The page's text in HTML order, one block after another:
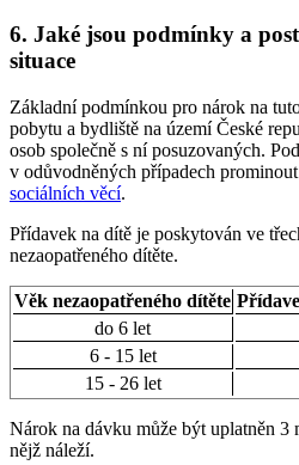
6. Jaké jsou podmínky a
situace
Základní podmínkou pro nárok na
pobytu a bydliště na území České
osob společně s ní posuzovaných.
v odůvodněných případech prominout
sociálních věcí.
Přídavek na dítě je poskytován ve
nezaopatřeného dítěte.
Věk nezaopatřeného dítěte
do 6 let
6 - 15 let
15 - 26 let
Nárok na dávku může být uplatněn 3
nějž náleží.